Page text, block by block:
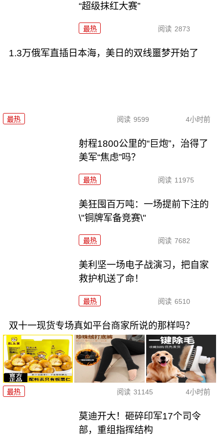
“超级抹红大赛”
最热 阅读 2873
1.3万俄军直插日本海，美日的双线噩梦开始了
最热 阅读 9599 4小时前
射程1800公里的“巨炮”，治得了
美军“焦虑”吗？
最热 阅读 11975
美狂囤百万吨：一场提前下注的
\"铜牌军备竞赛\"
最热 阅读 7682
美利坚一场电子战演习，把自家
救护机送了命！
最热 阅读 6510
双十一现货专场真如平台商家所说的那样吗？
最热 阅读 31145 4小时前
莫迪开大！砸碎印军17个司令
部，重组指挥结构